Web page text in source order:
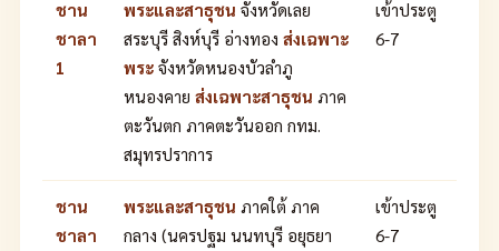
ชาน
ชาลา
1
พระและสาธุชน จังหวัดเลย
สระบุรี สิงห์บุรี อ่างทอง ส่งเฉพาะ
พระ จังหวัดหนองบัวลำภู
หนองคาย ส่งเฉพาะสาธุชน ภาค
ตะวันตก ภาคตะวันออก กทม.
สมุทรปราการ
เข้าประตู
6-7
ชาน
ชาลา
พระและสาธุชน ภาคใต้ ภาค
กลาง (นครปฐม นนทบุรี อยุธยา
เข้าประตู
6-7